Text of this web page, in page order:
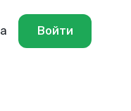
Войти